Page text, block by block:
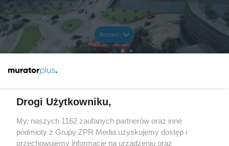
Rozwiń
Drogi Użytkowniku,
My, naszych 1162 zaufanych partnerów oraz inne
podmioty z Grupy ZPR Media uzyskujemy dostęp i
przechowujemy informacje na urządzeniu oraz